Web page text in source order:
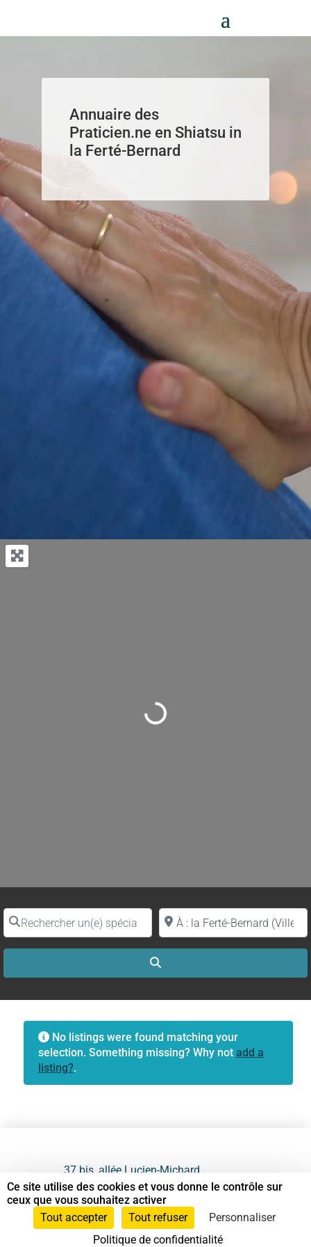
Annuaire des
Praticien.ne en Shiatsu in
la Ferté-Bernard
Loading...
Rechercher un(e) spécialiste par nomProche de (ville ou région)
No listings were found matching your
selection. Something missing? Why not add a
listing?.
37 bis, allée Lucien-Michard
93190 Livry-Gargan
06 61 87 28 09
Ce site utilise des cookies et vous donne le contrôle sur
ceux que vous souhaitez activer
Tout accepter
Tout refuser
Personnaliser
Politique de confidentialité